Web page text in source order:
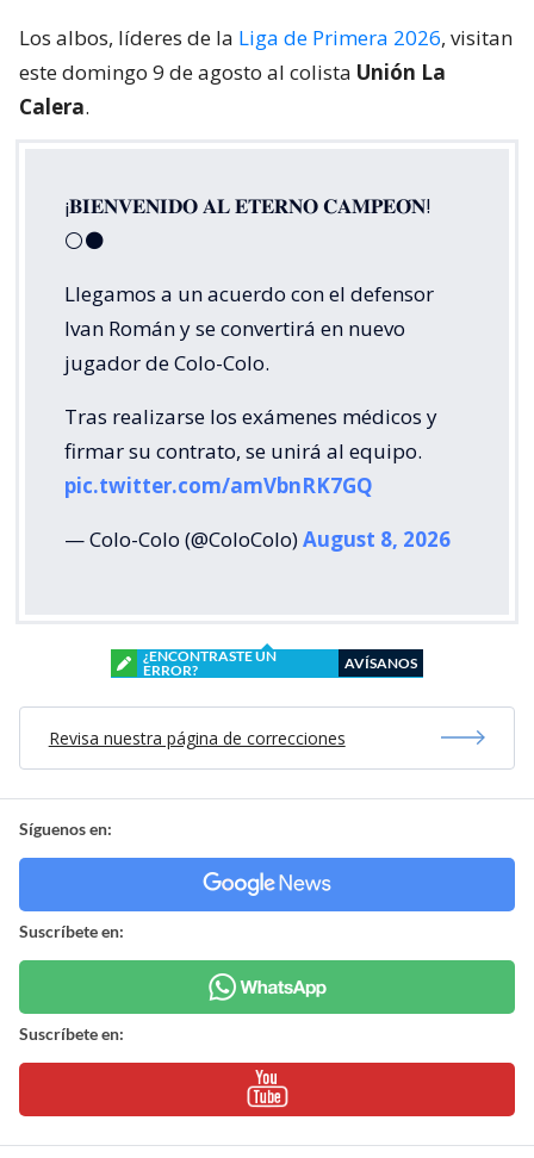
Los albos, líderes de la Liga de Primera 2026, visitan
este domingo 9 de agosto al colista Unión La
Calera.
¡𝐁𝐈𝐄𝐍𝐕𝐄𝐍𝐈𝐃𝐎 𝐀𝐋 𝐄𝐓𝐄𝐑𝐍𝐎 𝐂𝐀𝐌𝐏𝐄𝐎́𝐍!
⚪⚫
Llegamos a un acuerdo con el defensor
Ivan Román y se convertirá en nuevo
jugador de Colo-Colo.
Tras realizarse los exámenes médicos y
firmar su contrato, se unirá al equipo.
pic.twitter.com/amVbnRK7GQ
— Colo-Colo (@ColoColo)August 8, 2026
¿ENCONTRASTE UN
ERROR?
AVÍSANOS
Revisa nuestra página de correcciones
Síguenos en:
Suscríbete en:
Suscríbete en: